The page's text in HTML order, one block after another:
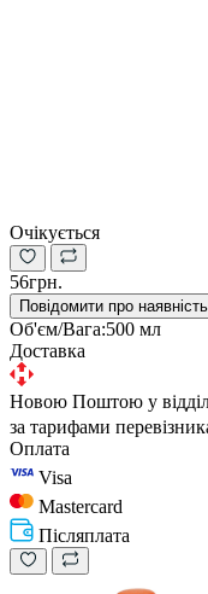
Очікується
56грн.
Повідомити про наявність
Об'єм/Вага:500 мл
Доставка
Новою Поштою у
за тарифами
Оплата
Visa
Mastercard
Післяплата